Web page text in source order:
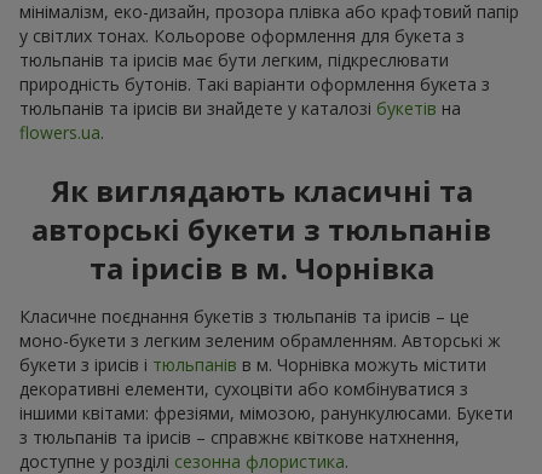
мінімалізм, еко-дизайн, прозора плівка або крафтовий папір
у світлих тонах. Кольорове оформлення для букета з
тюльпанів та ірисів має бути легким, підкреслювати
природність бутонів. Такі варіанти оформлення букета з
тюльпанів та ірисів ви знайдете у каталозі букетів на
flowers.ua.
Як виглядають класичні та
авторські букети з тюльпанів
та ірисів в м. Чорнівка
Класичне поєднання букетів з тюльпанів та ірисів – це
моно-букети з легким зеленим обрамленням. Авторські ж
букети з ірисів і тюльпанів в м. Чорнівка можуть містити
декоративні елементи, сухоцвіти або комбінуватися з
іншими квітами: фрезіями, мімозою, ранункулюсами. Букети
з тюльпанів та ірисів – справжнє квіткове натхнення,
доступне у розділі сезонна флористика.